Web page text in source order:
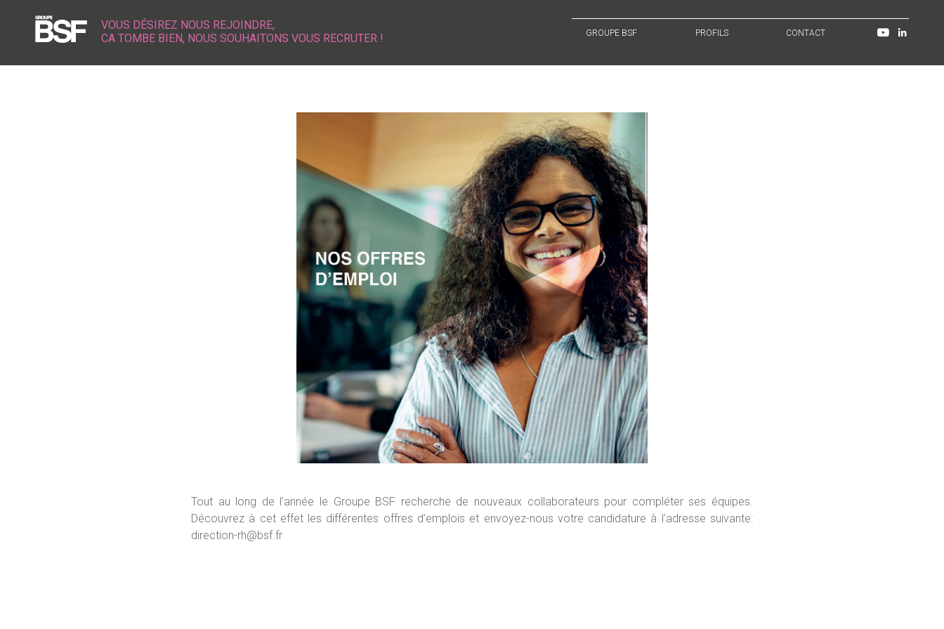
VOUS DÉSIREZ NOUS REJOINDRE,
CA TOMBE BIEN, NOUS SOUHAITONS VOUS RECRUTER !
GROUPE BSF PROFILS CONTACT
Tout au long de l’année le Groupe BSF recherche de nouveaux collaborateurs pour compléter ses équipes.
Découvrez à cet effet les différentes offres d’emplois et envoyez-nous votre candidature à l’adresse suivante:
direction-rh@bsf.fr